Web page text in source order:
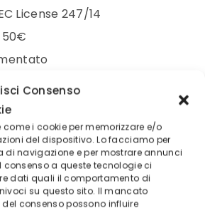
Consenso
i cookie per memorizzare e/o
del dispositivo. Lo facciamo per
di navigazione e per mostrare annunci
consenso a queste tecnologie ci
dati quali il comportamento di
su questo sito. Il mancato
consenso possono influire
License 247/14
50€